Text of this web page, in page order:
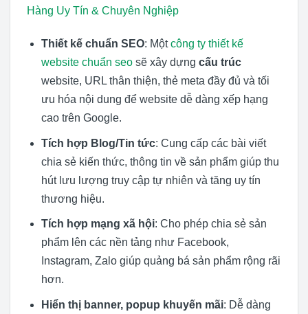
Hàng Uy Tín & Chuyên Nghiệp
Thiết kế chuẩn SEO: Mộtcông ty thiết kế
website chuẩn seosẽ xây dựng cấu trúc
website, URL thân thiện, thẻ meta đầy đủ và tối
ưu hóa nội dung để website dễ dàng xếp hạng
cao trên Google.
Tích hợp Blog/Tin tức: Cung cấp các bài viết
chia sẻ kiến thức, thông tin về sản phẩm giúp thu
hút lưu lượng truy cập tự nhiên và tăng uy tín
thương hiệu.
Tích hợp mạng xã hội: Cho phép chia sẻ sản
phẩm lên các nền tảng như Facebook,
Instagram, Zalo giúp quảng bá sản phẩm rộng rãi
hơn.
Hiển thị banner, popup khuyến mãi: Dễ dàng